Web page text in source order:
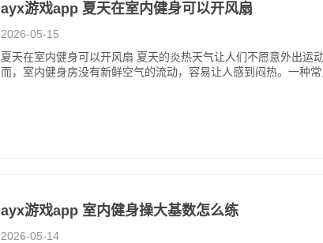
ayx游戏app 夏天在室内健身可以开风扇
2026-05-15
夏天在室内健身可以开风扇 夏天的炎热天气让人们不愿意外出运
而，室内健身房没有新鲜空气的流动，容易让人感到闷热。一种常
ayx游戏app 室内健身操大基数怎么练
2026-05-14